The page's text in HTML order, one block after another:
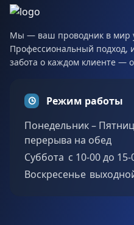
Мы — ваш проводник в мир
Профессиональный
забота о каждом клиенте —
Режим работы
Понедельник –
перерыва на обед
Суббота c 10-00 до 15-
Воскресенье